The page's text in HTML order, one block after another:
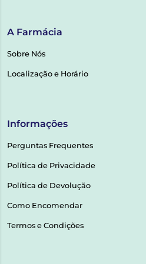
A Farmácia
Sobre Nós
Localização e Horário
Informações
Perguntas Frequentes
Política de Privacidade
Política de Devolução
Como Encomendar
Termos e Condições